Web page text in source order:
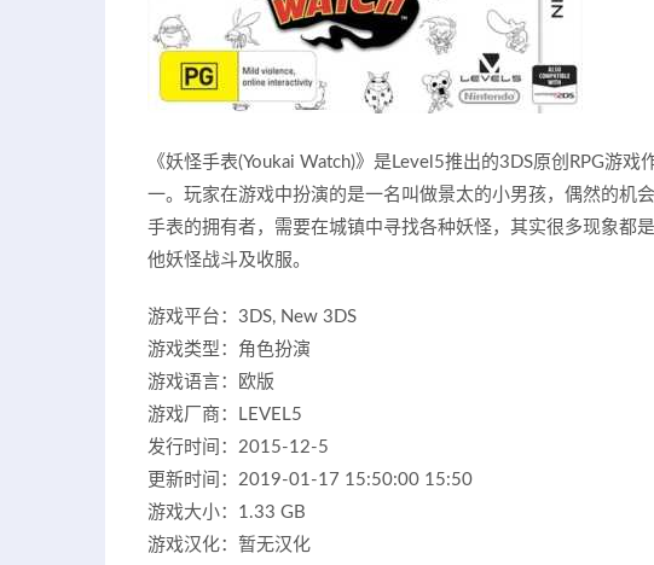
《妖怪手表(Youkai Watch)》是Level5推出的3DS原创RPG游
一。玩家在游戏中扮演的是一名叫做景太的小男孩，偶然的机
手表的拥有者，需要在城镇中寻找各种妖怪，其实很多现象都
他妖怪战斗及收服。
游戏平台：3DS, New 3DS
游戏类型：角色扮演
游戏语言：欧版
游戏厂商：LEVEL5
发行时间：2015-12-5
更新时间：2019-01-17 15:50:00 15:50
游戏大小：1.33 GB
游戏汉化：暂无汉化